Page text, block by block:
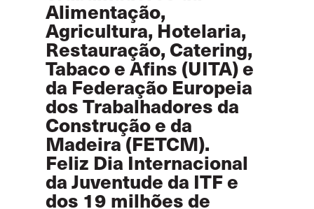
Alimentação,
Agricultura, Hotelaria,
Restauração, Catering,
Tabaco e Afins (UITA) e
da Federação Europeia
dos Trabalhadores da
Construção e da
Madeira (FETCM).
Feliz Dia Internacional
da Juventude da ITF e
dos 19 milhões de